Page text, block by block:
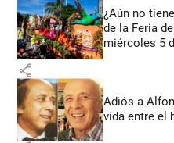
¿Aún no
de la Feria
miércoles 5
share
Adiós a
vida entre el